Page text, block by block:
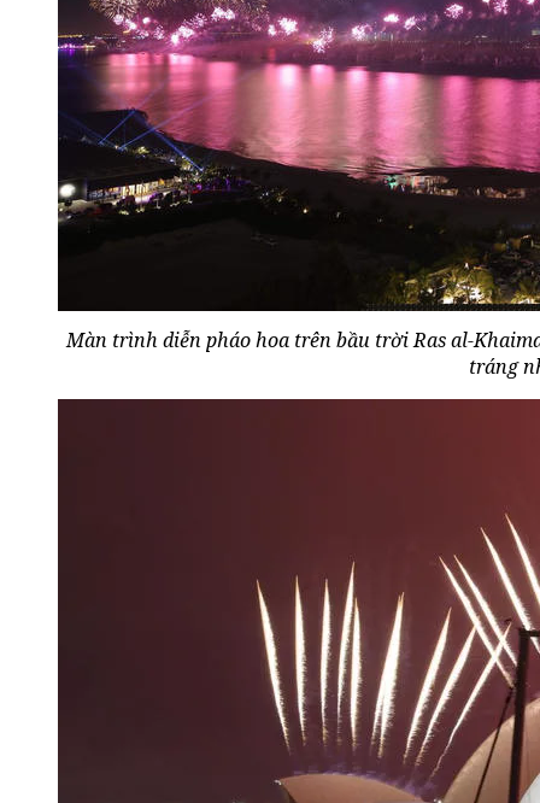
Màn trình diễn pháo hoa trên bầu trời Ras al-
tráng